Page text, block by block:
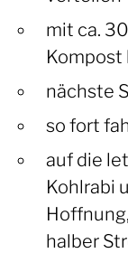
mit ca.
Kompost
nächste
so fort
auf die
Kohlrabi
halber